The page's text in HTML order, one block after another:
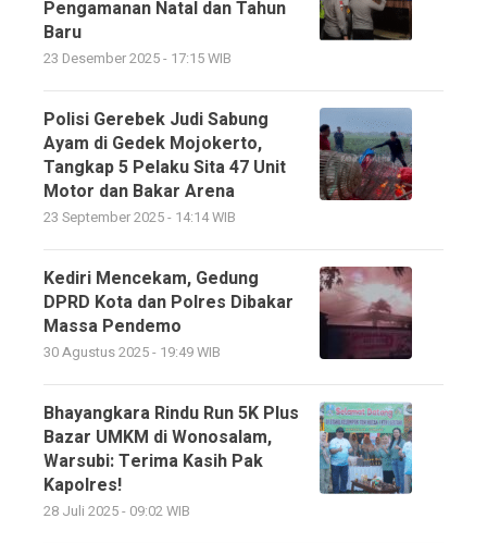
Pengamanan Natal dan Tahun
Baru
23 Desember 2025 - 17:15 WIB
Polisi Gerebek Judi Sabung
Ayam di Gedek Mojokerto,
Tangkap 5 Pelaku Sita 47 Unit
Motor dan Bakar Arena
23 September 2025 - 14:14 WIB
Kediri Mencekam, Gedung
DPRD Kota dan Polres Dibakar
Massa Pendemo
30 Agustus 2025 - 19:49 WIB
Bhayangkara Rindu Run 5K Plus
Bazar UMKM di Wonosalam,
Warsubi: Terima Kasih Pak
Kapolres!
28 Juli 2025 - 09:02 WIB